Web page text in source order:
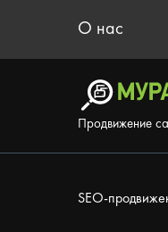
О нас
Продвижение
SEO-